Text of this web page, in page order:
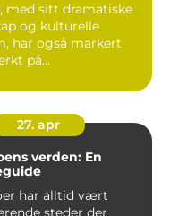
med sitt dramatiske
og kulturelle
har også markert
på...
27. apr
verden: En
har alltid vært
steder der